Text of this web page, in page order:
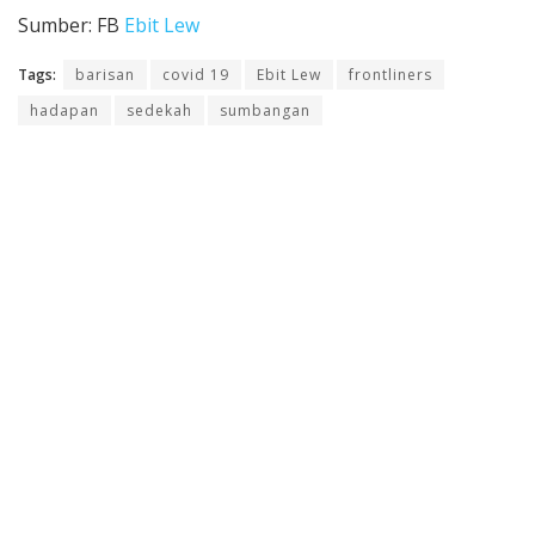
Sumber: FB Ebit Lew
Tags: barisan covid 19 Ebit Lew
frontliners
hadapan
sedekah sumbangan